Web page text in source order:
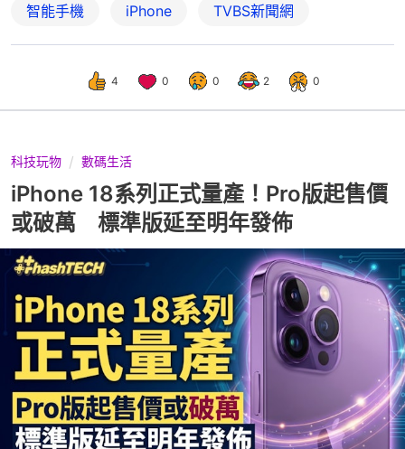
智能手機 iPhone TVBS新聞網
4 0 0 2 0
科技玩物 數碼生活
iPhone 18系列正式量產！Pro版起售價
或破萬 標準版延至明年發佈